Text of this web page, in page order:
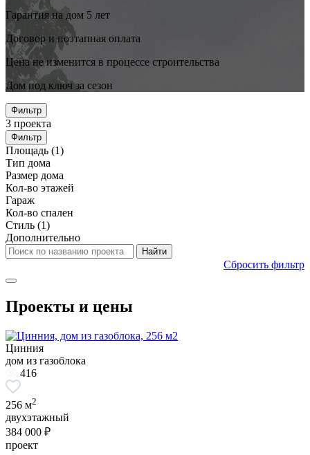
Гарантия на дом 5 лет
Договор и поэтапная оплата
Цена не изменится в процессе строительства
Дом под ключ за сезон
Фильтр
3 проекта
Фильтр
Площадь (1)
Тип дома
Размер дома
Кол-во этажей
Гараж
Кол-во спален
Стиль (1)
Дополнительно
Сбросить фильтр
Проекты и цены
Цинния
дом из газоблока
416
256 м2
двухэтажный
384 000 ₽
проект